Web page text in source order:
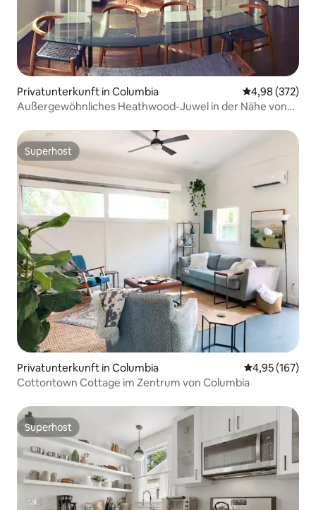
Privatunterkunft in Columbia
4,98 (372)
Außergewöhnliches Heathwood-Juwel in der Nähe von
Superhost
Superhost
Privatunterkunft in Columbia
4,95 (167)
Cottontown Cottage im Zentrum von Columbia
Superhost
Superhost